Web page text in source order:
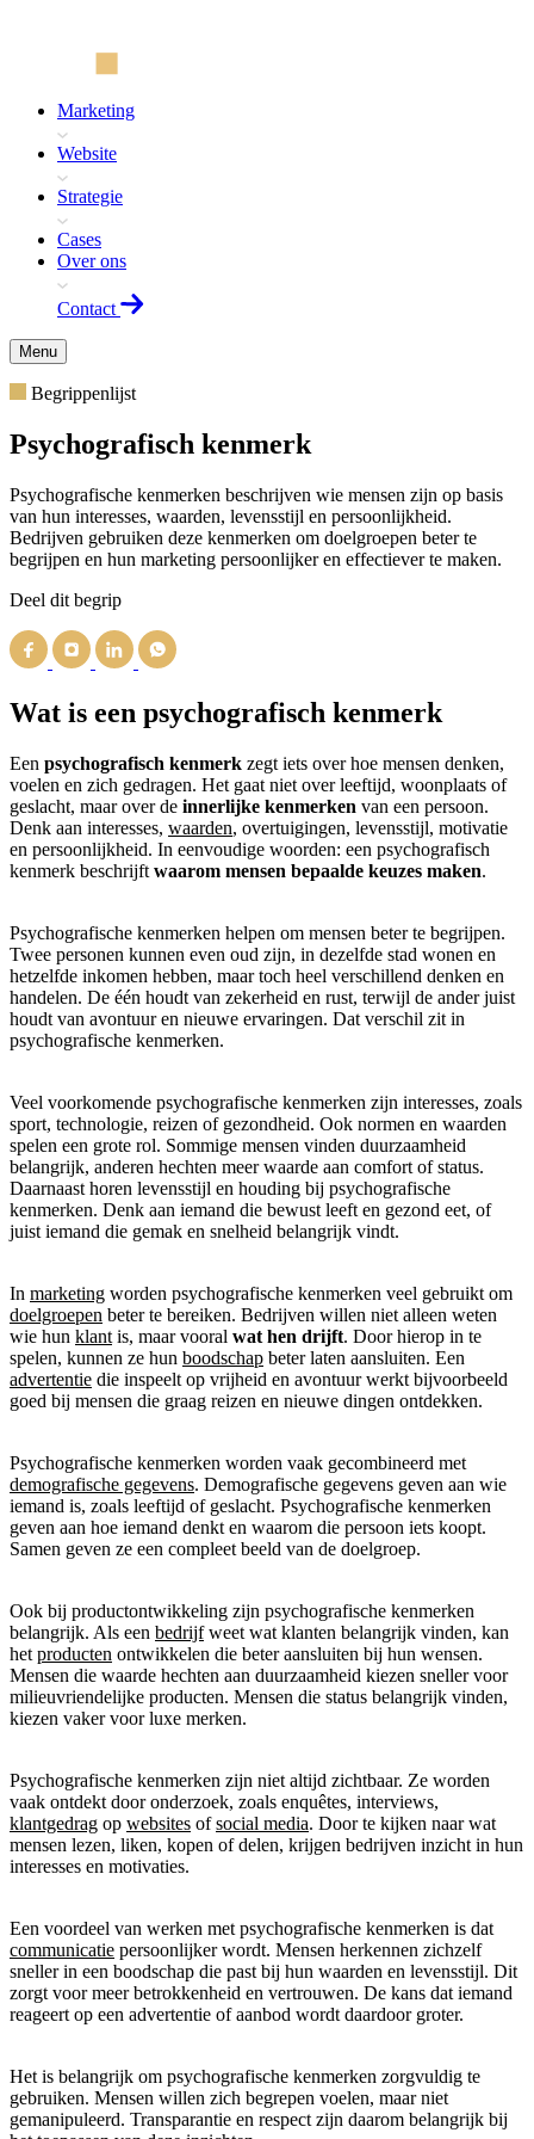
Marketing
Website
Strategie
Cases
Over ons
Contact
Menu
Begrippenlijst
Psychografisch kenmerk
Psychografische kenmerken beschrijven wie mensen zijn op basis
van hun interesses, waarden, levensstijl en persoonlijkheid.
Bedrijven gebruiken deze kenmerken om doelgroepen beter te
begrijpen en hun marketing persoonlijker en effectiever te maken.
Deel dit begrip
Wat is een psychografisch kenmerk
Een psychografisch kenmerk zegt iets over hoe mensen denken,
voelen en zich gedragen. Het gaat niet over leeftijd, woonplaats of
geslacht, maar over de innerlijke kenmerken van een persoon.
Denk aan interesses, waarden, overtuigingen, levensstijl, motivatie
en persoonlijkheid. In eenvoudige woorden: een psychografisch
kenmerk beschrijft waarom mensen bepaalde keuzes maken.
Psychografische kenmerken helpen om mensen beter te begrijpen.
Twee personen kunnen even oud zijn, in dezelfde stad wonen en
hetzelfde inkomen hebben, maar toch heel verschillend denken en
handelen. De één houdt van zekerheid en rust, terwijl de ander juist
houdt van avontuur en nieuwe ervaringen. Dat verschil zit in
psychografische kenmerken.
Veel voorkomende psychografische kenmerken zijn interesses, zoals
sport, technologie, reizen of gezondheid. Ook normen en waarden
spelen een grote rol. Sommige mensen vinden duurzaamheid
belangrijk, anderen hechten meer waarde aan comfort of status.
Daarnaast horen levensstijl en houding bij psychografische
kenmerken. Denk aan iemand die bewust leeft en gezond eet, of
juist iemand die gemak en snelheid belangrijk vindt.
In marketing worden psychografische kenmerken veel gebruikt om
doelgroepen beter te bereiken. Bedrijven willen niet alleen weten
wie hun klant is, maar vooral wat hen drijft. Door hierop in te
spelen, kunnen ze hun boodschap beter laten aansluiten. Een
advertentie die inspeelt op vrijheid en avontuur werkt bijvoorbeeld
goed bij mensen die graag reizen en nieuwe dingen ontdekken.
Psychografische kenmerken worden vaak gecombineerd met
demografische gegevens. Demografische gegevens geven aan wie
iemand is, zoals leeftijd of geslacht. Psychografische kenmerken
geven aan hoe iemand denkt en waarom die persoon iets koopt.
Samen geven ze een compleet beeld van de doelgroep.
Ook bij productontwikkeling zijn psychografische kenmerken
belangrijk. Als een bedrijfweet wat klanten belangrijk vinden, kan
het producten ontwikkelen die beter aansluiten bij hun wensen.
Mensen die waarde hechten aan duurzaamheid kiezen sneller voor
milieuvriendelijke producten. Mensen die status belangrijk vinden,
kiezen vaker voor luxe merken.
Psychografische kenmerken zijn niet altijd zichtbaar. Ze worden
vaak ontdekt door onderzoek, zoals enquêtes, interviews,
klantgedrag op websites ofsocial media. Door te kijken naar wat
mensen lezen, liken, kopen of delen, krijgen bedrijven inzicht in hun
interesses en motivaties.
Een voordeel van werken met psychografische kenmerken is dat
communicatie persoonlijker wordt. Mensen herkennen zichzelf
sneller in een boodschap die past bij hun waarden en levensstijl. Dit
zorgt voor meer betrokkenheid en vertrouwen. De kans dat iemand
reageert op een advertentie of aanbod wordt daardoor groter.
Het is belangrijk om psychografische kenmerken zorgvuldig te
gebruiken. Mensen willen zich begrepen voelen, maar niet
gemanipuleerd. Transparantie en respect zijn daarom belangrijk bij